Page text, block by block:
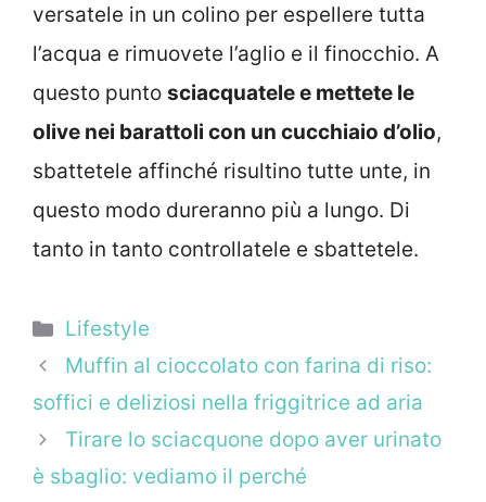
versatele in un colino per espellere tutta
l’acqua e rimuovete l’aglio e il finocchio. A
questo punto sciacquatele e mettete le
olive nei barattoli con un cucchiaio d’olio,
sbattetele affinché risultino tutte unte, in
questo modo dureranno più a lungo. Di
tanto in tanto controllatele e sbattetele.
Categorie
Lifestyle
Muffin al cioccolato con farina di riso:
soffici e deliziosi nella friggitrice ad aria
Tirare lo sciacquone dopo aver urinato
è sbaglio: vediamo il perché